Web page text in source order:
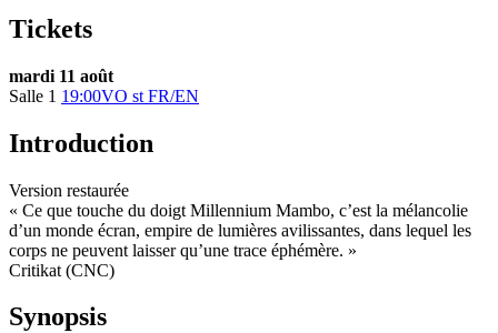
Tickets
mardi 11 août
Salle 1 19:00VO st FR/EN
Introduction
Version restaurée
« Ce que touche du doigt Millennium Mambo, c’est la mélancolie
d’un monde écran, empire de lumières avilissantes, dans lequel les
corps ne peuvent laisser qu’une trace éphémère. »
Critikat (CNC)
Synopsis